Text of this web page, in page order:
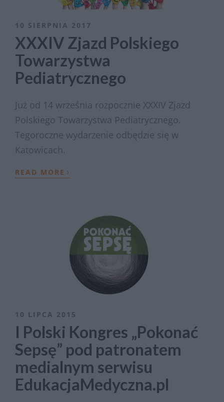
10 SIERPNIA 2017
XXXIV Zjazd Polskiego
Towarzystwa
Pediatrycznego
Już od 14 września rozpocznie XXXIV Zjazd
Polskiego Towarzystwa Pediatrycznego.
Tegoroczne wydarzenie odbędzie się w
Katowicach.
READ MORE ›
10 LIPCA 2015
I Polski Kongres „Pokonać
Sepsę” pod patronatem
medialnym serwisu
EdukacjaMedyczna.pl